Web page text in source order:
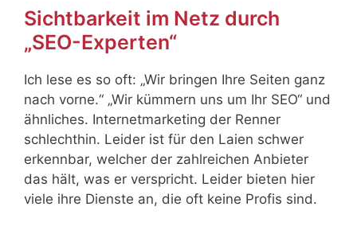
Sichtbarkeit im Netz durch
„SEO-Experten“
Ich lese es so oft: „Wir bringen Ihre Seiten ganz
nach vorne.“ „Wir kümmern uns um Ihr SEO“ und
ähnliches. Internetmarketing der Renner
schlechthin. Leider ist für den Laien schwer
erkennbar, welcher der zahlreichen Anbieter
das hält, was er verspricht. Leider bieten hier
viele ihre Dienste an, die oft keine Profis sind.